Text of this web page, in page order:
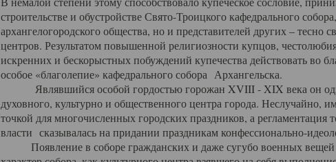
строительстве и обустройстве Свято-Троицкого кафедрального
архангелогородского общества, но и представителей других – тесно
центров. Результатом повышенной религиозности купцов,
искренних и бескорыстных побуждений купечества действовать во
особое «благолепие» кафедрального собора Архангельска.
Являвшийся особой гордостью горожан XVIII - XIX века он
духовного, культурно и общественного центра города. Неслучайно,
точкой для многочисленных городских праздников, а регламентация
власти сказывалась на придании праздникам конфессионально-
Появление в соборе гражданских и даже сугубо военных вещей